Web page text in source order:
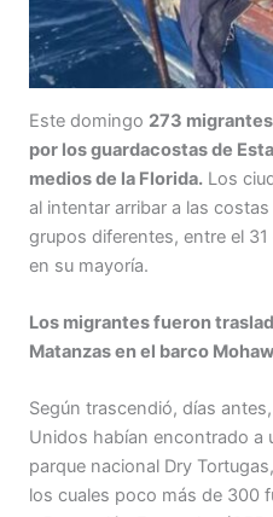
Este domingo 273
por los guardacostas de
medios de la Florida. Los
al intentar arribar a las
grupos diferentes, entre el
en su mayoría.
Los migrantes fueron
Matanzas en el barco
Según trascendió, días
Unidos habían encontrado a
parque nacional Dry
los cuales poco más de 300